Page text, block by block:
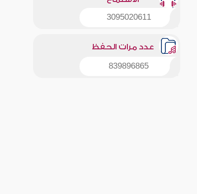
3095020611
عدد مرات الحفظ
839896865